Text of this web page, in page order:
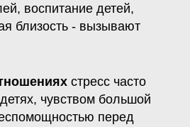
воспитание детей,
близость - вызывают
стресс часто
чувством большой
перед